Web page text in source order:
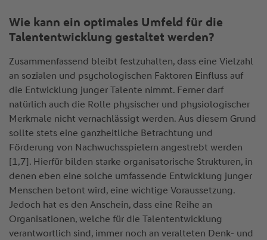
Wie kann ein optimales Umfeld für die
Talententwicklung gestaltet werden?
Zusammenfassend bleibt festzuhalten, dass eine Vielzahl
an sozialen und psychologischen Faktoren Einfluss auf
die Entwicklung junger Talente nimmt. Ferner darf
natürlich auch die Rolle physischer und physiologischer
Merkmale nicht vernachlässigt werden. Aus diesem Grund
sollte stets eine ganzheitliche Betrachtung und
Förderung von Nachwuchsspielern angestrebt werden
[1,7]. Hierfür bilden starke organisatorische Strukturen, in
denen eben eine solche umfassende Entwicklung junger
Menschen betont wird, eine wichtige Voraussetzung.
Jedoch hat es den Anschein, dass eine Reihe an
Organisationen, welche für die Talententwicklung
verantwortlich sind, immer noch an veralteten Denk- und